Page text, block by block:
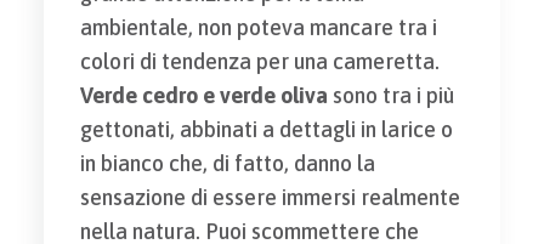
ambientale, non poteva mancare tra i
colori di tendenza per una cameretta.
Verde cedro e verde oliva sono tra i più
gettonati, abbinati a dettagli in larice o
in bianco che, di fatto, danno la
sensazione di essere immersi realmente
nella natura. Puoi scommettere che